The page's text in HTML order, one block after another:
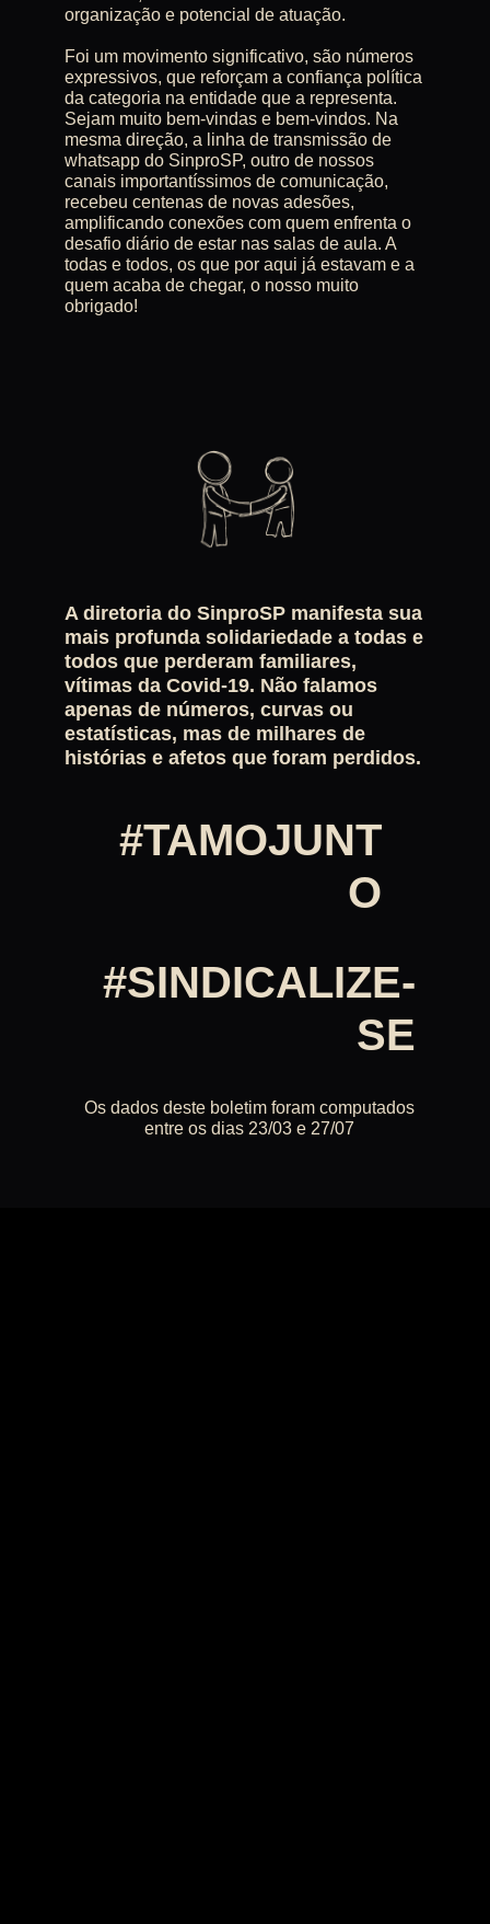
organização e potencial de atuação.
Foi um movimento significativo, são números
expressivos, que reforçam a confiança política
da categoria na entidade que a representa.
Sejam muito bem-vindas e bem-vindos. Na
mesma direção, a linha de transmissão de
whatsapp do SinproSP, outro de nossos
canais importantíssimos de comunicação,
recebeu centenas de novas adesões,
amplificando conexões com quem enfrenta o
desafio diário de estar nas salas de aula. A
todas e todos, os que por aqui já estavam e a
quem acaba de chegar, o nosso muito
obrigado!
A diretoria do SinproSP manifesta sua
mais profunda solidariedade a todas e
todos que perderam familiares,
vítimas da Covid-19. Não falamos
apenas de números, curvas ou
estatísticas, mas de milhares de
histórias e afetos que foram perdidos.
#TAMOJUNT
O
#SINDICALIZE-
SE
Os dados deste boletim foram computados
entre os dias 23/03 e 27/07